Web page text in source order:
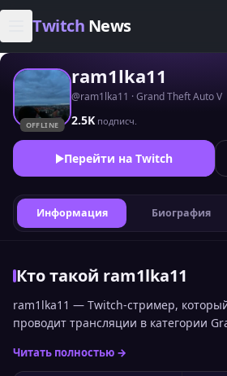
Skip to content
Twitch News
OFFLINE
ram1lka11
@ram1lka11 · Grand Theft Auto V
2.5K подписч.
Перейти на Twitch
Информация Биография
Кто такой ram1lka11
ram1lka11 — Twitch-стример,
проводит трансляции в категории
русскоязычной аудитории и занимает
Читать полностью →